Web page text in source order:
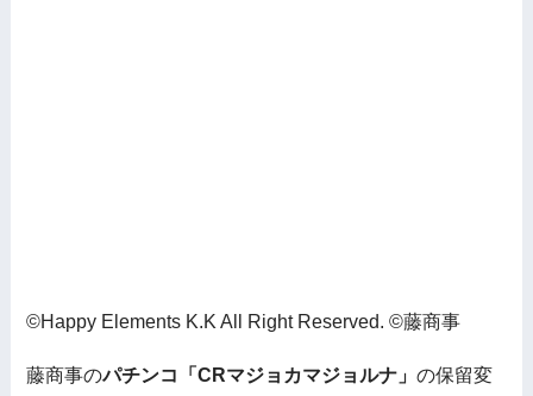
©Happy Elements K.K All Right Reserved. ©藤商事
藤商事のパチンコ「CRマジョカマジョルナ」の保留変